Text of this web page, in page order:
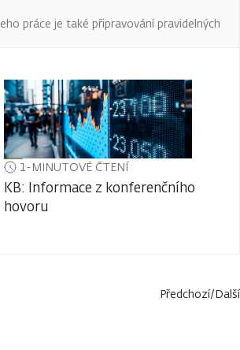
práce je také připravování pravidelných
1-MINUTOVÉ ČTENÍ
KB: Informace z konferenčního
hovoru
Předchozí/Další